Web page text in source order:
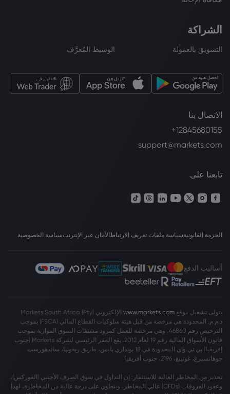
الشراكة
التسويق بالعمولة الوسيط المُعرَّف
الاتصال بنا
+12845680155
support@markets.com
تابعنا على
الحزمة القانونيةسياسة ملفات تعريف الارتباط الأمان عبر الإنترنتسياسة الخصوصية
أساليب الدفع
يتولى تشغيل موقع www.markets.com
الإلكتروني Markets South Africa (Pty)
ذ.م.م. المحدودة هي مرخصة من قبل هيئة سلوكيات القطاع المالي (FSCA) بموجب
الترخيص رقم 46860، وهي مرخصة للعمل كمزود مشتقات السوق الموازية بموجب
قانون الأسواق المالية رقم 19 لعام 2012. يقع المقر الرئيسي لشركة Markets (جنوب
إفريقيا) بي تي واي المحدودة في 18 بونداري بليس، طريق ريفونيا، ساندهورست
جوهانسبرغ، غوتينغ، 2196، جنوب أفريقيا
تحذير من المخاطر العالية للاستثمار: إن التداول في سوق الصرف الأجنبي (الفوركس)،
وعقود الفروقات (CFDs) عالي المخاطر، وينطوي على درجة عالية من المخاطرة، لهذا